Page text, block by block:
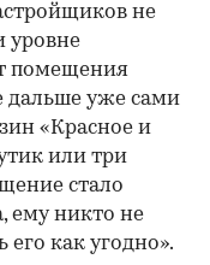
не
уровне
помещения
дальше уже сами
«Красное и
или три
стало
ему никто не
его как угодно».